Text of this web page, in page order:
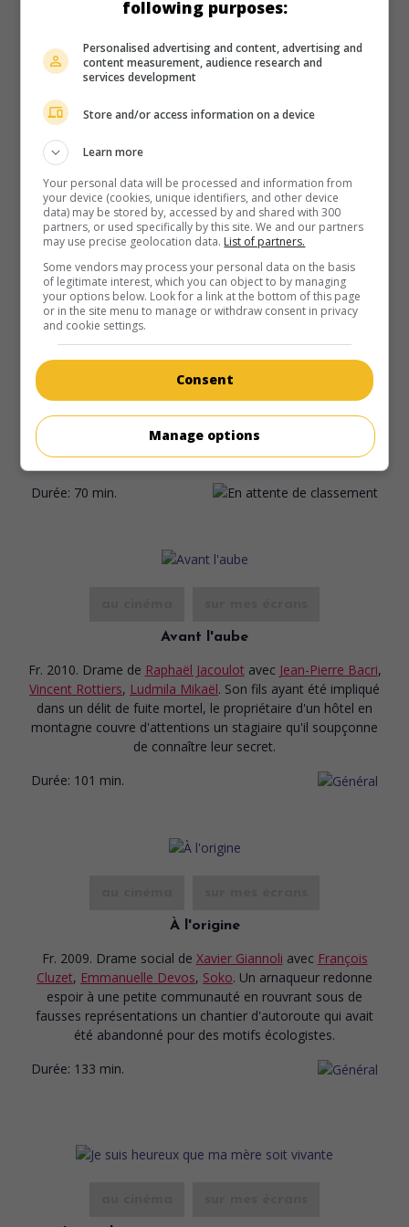
Anaïs Demoustier.
Fr. 2010.de Manuel Flèche avec Vincent Rottiers.
Durée: 70 min.
Avant l'aube
Fr. 2010. Drame de Raphaël Jacoulot avec Jean-Pierre Bacri,
Vincent Rottiers, Ludmila Mikaël. Son fils ayant été impliqué
dans un délit de fuite mortel, le propriétaire d'un hôtel en
montagne couvre d'attentions un stagiaire qu'il soupçonne
de connaître leur secret.
Durée: 101 min.
À l'origine
Fr. 2009. Drame social de Xavier Giannoli avec François
Cluzet, Emmanuelle Devos, Soko. Un arnaqueur redonne
espoir à une petite communauté en rouvrant sous de
fausses représentations un chantier d'autoroute qui avait
été abandonné pour des motifs écologistes.
Durée: 133 min.
following purposes:
Personalised advertising and content, advertising and
content measurement, audience research and
services development
Store and/or access information on a device
Learn more
Your personal data will be processed and information from
your device (cookies, unique identifiers, and other device
data) may be stored by, accessed by and shared with 300
partners, or used specifically by this site. We and our partners
may use precise geolocation data. List of partners.
Some vendors may process your personal data on the basis
of legitimate interest, which you can object to by managing
your options below. Look for a link at the bottom of this page
or in the site menu to manage or withdraw consent in privacy
and cookie settings.
Consent
Manage options